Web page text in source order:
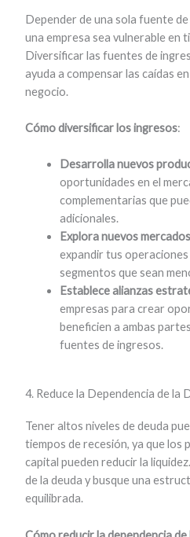
Depender de una sola fuente
una empresa sea vulnerable en
Diversificar las fuentes de
ayuda a compensar las caídas
negocio.
Cómo diversificar los ingresos:
Desarrolla nuevos
oportunidades en el
complementarias que
adicionales.
Explora nuevos mercados
expandir tus
segmentos que sean
Establece alianzas
empresas para crear
beneficien a ambas
fuentes de ingresos.
4. Reduce la Dependencia de la
Tener altos niveles de deuda
tiempos de recesión, ya que los
capital pueden reducir la
de la deuda y busque una
equilibrada.